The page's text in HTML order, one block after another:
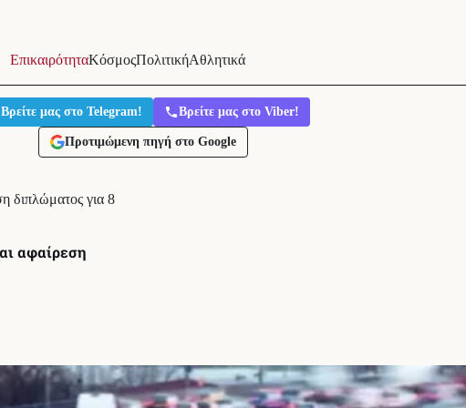
ΕπικαιρότηταΚόσμοςΠολιτικήΑθλητικά
Βρείτε μας στο Telegram! Βρείτε μας στο Viber!
Προτιμώμενη πηγή στο Google
διπλώματος για 8
αφαίρεση